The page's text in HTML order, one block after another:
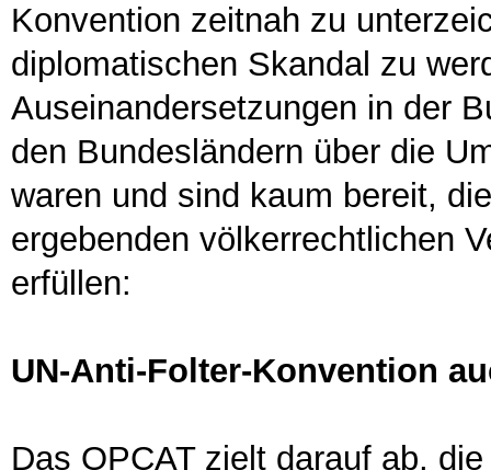
Konvention zeitnah zu
diplomatischen Skandal zu
Auseinandersetzungen in der
den Bundesländern über die
waren und sind kaum bereit,
ergebenden völkerrechtlichen
erfüllen:
UN-Anti-Folter-Konvention
Das OPCAT zielt darauf ab,